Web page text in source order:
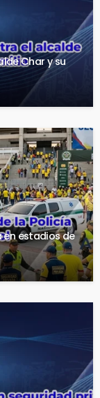
Char y su
en estadios de